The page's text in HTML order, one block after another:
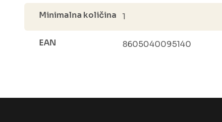
Minimalna količina 1
EAN 8605040095140